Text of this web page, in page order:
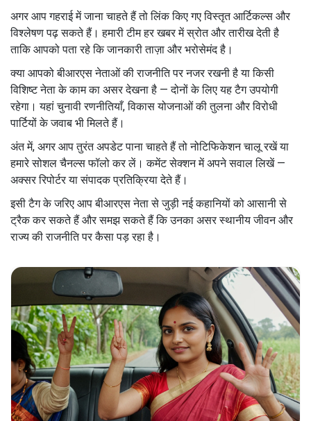
अगर आप गहराई में जाना चाहते हैं तो लिंक किए गए विस्तृत आर्टिकल्स और
विश्लेषण पढ़ सकते हैं। हमारी टीम हर खबर में स्रोत और तारीख देती है
ताकि आपको पता रहे कि जानकारी ताज़ा और भरोसेमंद है।
क्या आपको बीआरएस नेताओं की राजनीति पर नजर रखनी है या किसी
विशिष्ट नेता के काम का असर देखना है — दोनों के लिए यह टैग उपयोगी
रहेगा। यहां चुनावी रणनीतियाँ, विकास योजनाओं की तुलना और विरोधी
पार्टियों के जवाब भी मिलते हैं।
अंत में, अगर आप तुरंत अपडेट पाना चाहते हैं तो नोटिफिकेशन चालू रखें या
हमारे सोशल चैनल्स फॉलो कर लें। कमेंट सेक्शन में अपने सवाल लिखें —
अक्सर रिपोर्टर या संपादक प्रतिक्रिया देते हैं।
इसी टैग के जरिए आप बीआरएस नेता से जुड़ी नई कहानियों को आसानी से
ट्रैक कर सकते हैं और समझ सकते हैं कि उनका असर स्थानीय जीवन और
राज्य की राजनीति पर कैसा पड़ रहा है।